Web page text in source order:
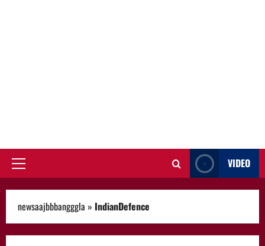
Primary
VIDEO
newsaajbbbangggla » IndianDefence